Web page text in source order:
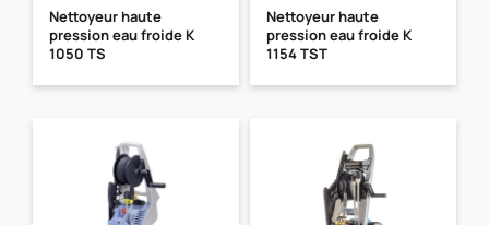
Nettoyeur haute
pression eau froide K
1050 TS
Nettoyeur haute
pression eau froide K
1154 TST